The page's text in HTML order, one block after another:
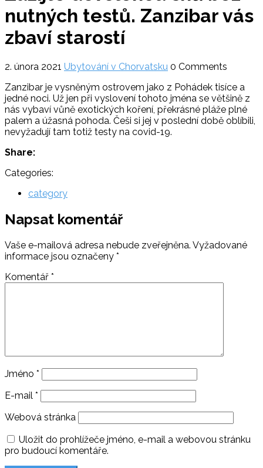
nutných testů. Zanzibar vás
zbaví starostí
2. února 2021 Ubytování v Chorvatsku 0 Comments
Zanzibar je vysněným ostrovem jako z Pohádek tisíce a
jedné noci. Už jen při vyslovení tohoto jména se většině z
nás vybaví vůně exotických koření, překrásné pláže plné
palem a úžasná pohoda. Češi si jej v poslední době oblíbili,
nevyžadují tam totiž testy na covid-19.
Share:
Categories:
category
Napsat komentář
Vaše e-mailová adresa nebude zveřejněna. Vyžadované
informace jsou označeny *
Komentář *
Jméno *
E-mail *
Webová stránka
Uložit do prohlížeče jméno, e-mail a webovou stránku
pro budoucí komentáře.